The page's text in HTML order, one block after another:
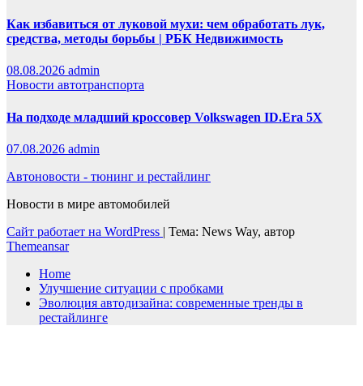
Как избавиться от луковой мухи: чем обработать лук,
средства, методы борьбы | РБК Недвижимость
08.08.2026 admin
Новости автотранспорта
На подходе младший кроссовер Volkswagen ID.Era 5X
07.08.2026 admin
Автоновости - тюнинг и рестайлинг
Новости в мире автомобилей
Сайт работает на WordPress | Тема: News Way, автор
Themeansar
Home
Улучшение ситуации с пробками
Эволюция автодизайна: современные тренды в
рестайлинге